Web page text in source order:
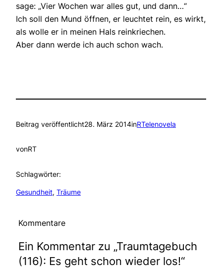
sage: „Vier Wochen war alles gut, und dann…“
Ich soll den Mund öffnen, er leuchtet rein, es wirkt,
als wolle er in meinen Hals reinkriechen.
Aber dann werde ich auch schon wach.
Beitrag veröffentlicht28. März 2014inRTelenovela
vonRT
Schlagwörter:
Gesundheit, Träume
Kommentare
Ein Kommentar zu „Traumtagebuch
(116): Es geht schon wieder los!“